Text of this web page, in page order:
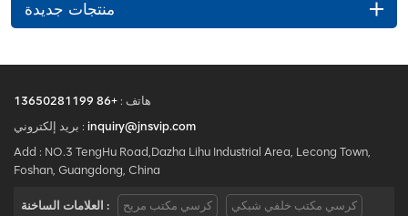
منتجات جديدة
هاتف : +86 13650281199
بريد إلكتروني : inquiry@jnsvip.com
Add : NO.3 TengHu Road,Dazha Lihu Industrial Area, Lecong Town,
Foshan, Guangdong, China
العلامات الساخنة : كرسي مكتب مريح كرسي مكتب خلفي شبكي